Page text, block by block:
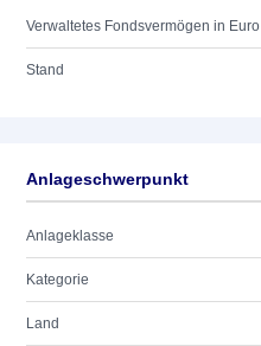
Verwaltetes Fondsvermögen in Euro
Stand
Anlageschwerpunkt
Anlageklasse
Kategorie
Land